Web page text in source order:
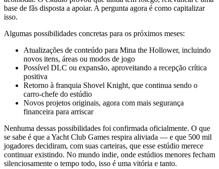
base de fãs disposta a apoiar. A pergunta agora é como capitalizar
isso.
Algumas possibilidades concretas para os próximos meses:
Atualizações de conteúdo para Mina the Hollower, incluindo
novos itens, áreas ou modos de jogo
Possível DLC ou expansão, aproveitando a recepção crítica
positiva
Retorno à franquia Shovel Knight, que continua sendo o
carro-chefe do estúdio
Novos projetos originais, agora com mais segurança
financeira para arriscar
Nenhuma dessas possibilidades foi confirmada oficialmente. O que
se sabe é que a Yacht Club Games respira aliviada — e que 500 mil
jogadores decidiram, com suas carteiras, que esse estúdio merece
continuar existindo. No mundo indie, onde estúdios menores fecham
silenciosamente o tempo todo, isso é uma vitória e tanto.